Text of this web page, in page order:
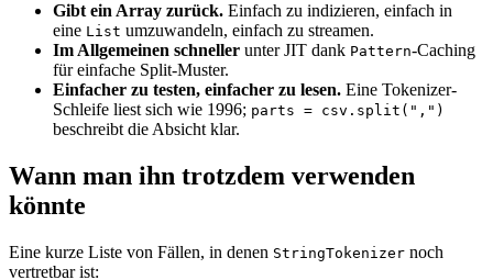
Gibt ein Array zurück. Einfach zu indizieren, einfach in
eine List umzuwandeln, einfach zu streamen.
Im Allgemeinen schneller unter JIT dank Pattern-Caching
für einfache Split-Muster.
Einfacher zu testen, einfacher zu lesen. Eine Tokenizer-
Schleife liest sich wie 1996; parts = csv.split(",")
beschreibt die Absicht klar.
Wann man ihn trotzdem verwenden
könnte
Eine kurze Liste von Fällen, in denen StringTokenizer noch
vertretbar ist: